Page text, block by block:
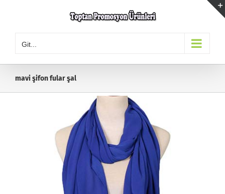
Git...
mavi şifon fular şal